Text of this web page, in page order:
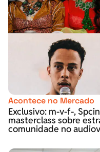
Acontece no Mercado
Exclusivo: m-v-f-,
masterclass sobre
comunidade no